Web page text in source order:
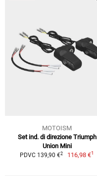
MOTOISM
Set ind. di direzione Triumph
Union Mini
PDVC 139,90 €2 116,98 €1